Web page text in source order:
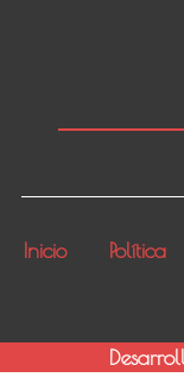
Inicio Política